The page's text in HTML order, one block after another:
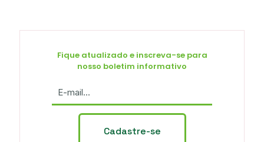
Fique atualizado e inscreva-se para
nosso boletim informativo